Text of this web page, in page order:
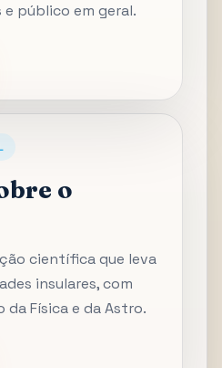
e público em geral.
o
científica que leva
insulares, com
da Física e da Astro.